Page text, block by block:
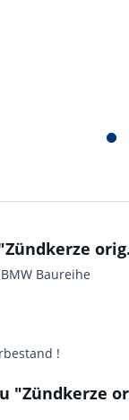
orig.
Baureihe
!